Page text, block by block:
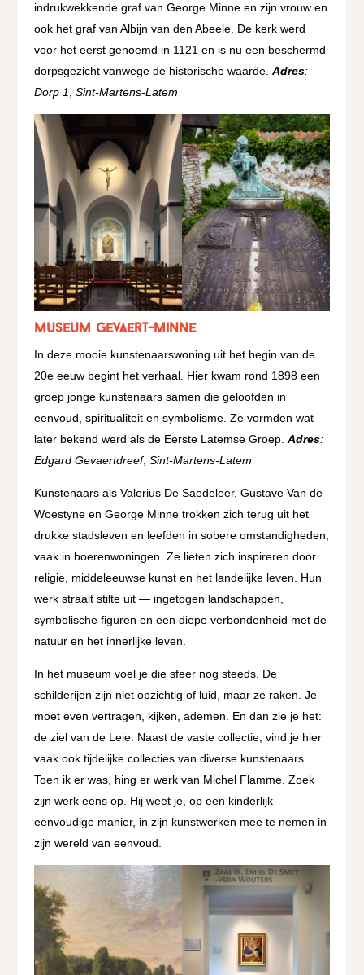
indrukwekkende graf van George Minne en zijn vrouw en
ook het graf van Albijn van den Abeele. De kerk werd
voor het eerst genoemd in 1121 en is nu een beschermd
dorpsgezicht vanwege de historische waarde.Adres:
Dorp 1
,Sint-Martens-Latem
Museum Gevaert-Minne
In deze mooie kunstenaarswoning uit het begin van de
20e eeuw begint het verhaal. Hier kwam rond 1898 een
groep jonge kunstenaars samen die geloofden in
eenvoud, spiritualiteit en symbolisme. Ze vormden wat
later bekend werd als de Eerste Latemse Groep.Adres:
Edgard Gevaertdreef,Sint-Martens-Latem
Kunstenaars als Valerius De Saedeleer, Gustave Van de
Woestyne en George Minne trokken zich terug uit het
drukke stadsleven en leefden in sobere omstandigheden,
vaak in boerenwoningen. Ze lieten zich inspireren door
religie, middeleeuwse kunst en het landelijke leven. Hun
werk straalt stilte uit — ingetogen landschappen,
symbolische figuren en een diepe verbondenheid met de
natuur en het innerlijke leven.
In het museum voel je die sfeer nog steeds. De
schilderijen zijn niet opzichtig of luid, maar ze raken. Je
moet even vertragen, kijken, ademen. En dan zie je het:
de ziel van de Leie. Naast de vaste collectie, vind je hier
vaak ook tijdelijke collecties van diverse kunstenaars.
Toen ik er was, hing er werk van Michel Flamme. Zoek
zijn werk eens op. Hij weet je, op een kinderlijk
eenvoudige manier, in zijn kunstwerken mee te nemen in
zijn wereld van eenvoud.